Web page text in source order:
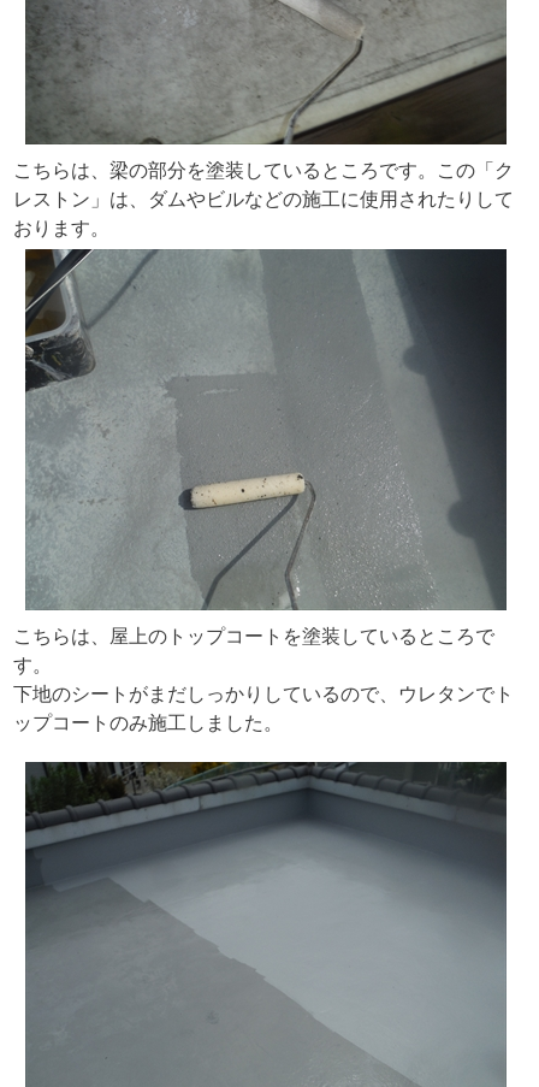
こちらは、梁の部分を塗装しているところです。この「ク
レストン」は、ダムやビルなどの施工に使用されたりして
おります。
こちらは、屋上のトップコートを塗装しているところで
す。
下地のシートがまだしっかりしているので、ウレタンでト
ップコートのみ施工しました。